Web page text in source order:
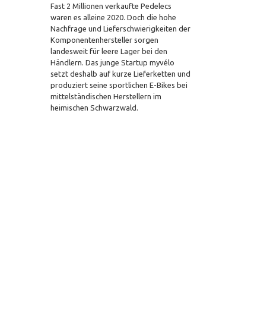
Fast 2 Millionen verkaufte Pedelecs
waren es alleine 2020. Doch die hohe
Nachfrage und Lieferschwierigkeiten der
Komponentenhersteller sorgen
landesweit für leere Lager bei den
Händlern. Das junge Startup myvélo
setzt deshalb auf kurze Lieferketten und
produziert seine sportlichen E-Bikes bei
mittelständischen Herstellern im
heimischen Schwarzwald.